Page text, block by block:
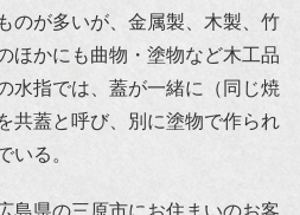
のが多いが、金属製、木製、竹
ほかにも曲物・塗物など木工品
水指では、蓋が一緒に（同じ焼
共蓋と呼び、別に塗物で作られ
いる。
島県の三原市にお住まいのお客